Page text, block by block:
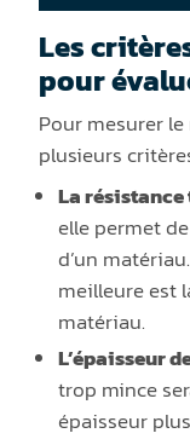
Les
pour
Pour mesurer
plusieurs
La
elle permet
d’un
meilleure est
matériau.
L’épaisseur
trop mince
épaisseur